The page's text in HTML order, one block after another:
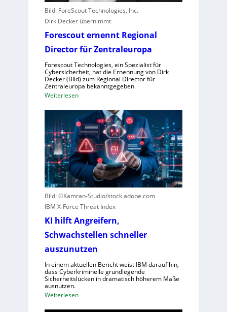
e
r
e
r
b
e
n
o
r
w
ü
r
f
e
w
e
g
e
S
c
l
e
c
Bild: ForeScout Technologies, Inc.
Dirk Decker übernimmt
Forescout ernennt Regional
Director für Zentraleuropa
Forescout Technologies, ein Spezialist für
Cybersicherheit, hat die Ernennung von Dirk
Decker (Bild) zum Regional Director für
Zentraleuropa bekanntgegeben.
Weiterlesen:
o
r
e
s
c
o
u
n
e
n
t
R
g
i
Bild: ©Kamran-Studio/stock.adobe.com
IBM X-Force Threat Index
KI hilft Angreifern,
Schwachstellen schneller
auszunutzen
In einem aktuellen Bericht weist IBM darauf hin,
dass Cyberkriminelle grundlegende
Sicherheitslücken in dramatisch höherem Maße
ausnutzen.
Weiterlesen: